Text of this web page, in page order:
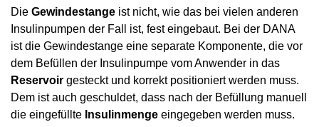
Die Gewindestange ist nicht, wie das bei vielen anderen
Insulinpumpen der Fall ist, fest eingebaut. Bei der DANA
ist die Gewindestange eine separate Komponente, die vor
dem Befüllen der Insulinpumpe vom Anwender in das
Reservoir gesteckt und korrekt positioniert werden muss.
Dem ist auch geschuldet, dass nach der Befüllung manuell
die eingefüllte Insulinmenge eingegeben werden muss.